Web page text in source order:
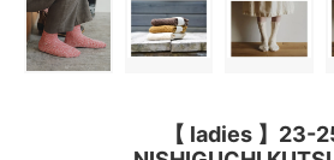
【 ladies 】23-